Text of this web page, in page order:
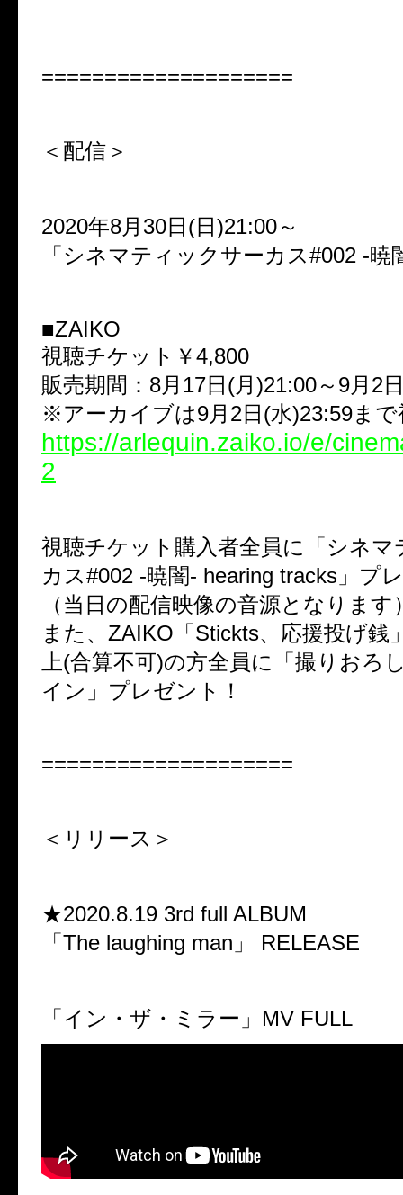
====================
＜配信＞
2020年8月30日(日)21:00～
「シネマティックサーカス#002 -暁
■ZAIKO
視聴チケット￥4,800
販売期間：8月17日(月)21:00～9月2
※アーカイブは9月2日(水)23:59まで
https://arlequin.zaiko.io/e/
2
視聴チケット購入者全員に「シネマ
カス#002 -暁闇- hearing tracks」プ
（当日の配信映像の音源となります
また、ZAIKO「Stickts、応援投げ銭
上(合算不可)の方全員に「撮りおろ
イン」プレゼント！
====================
＜リリース＞
★2020.8.19 3rd full ALBUM
「The laughing man」 RELEASE
「イン・ザ・ミラー」MV FULL